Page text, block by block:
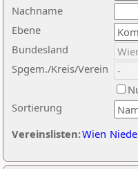
Nachname
Ebene
Sortierung
Bundesland
Spgem./Kreis/Verein
Vereinslisten:Wien